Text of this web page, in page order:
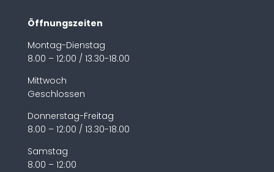
Öffnungszeiten
Montag-Dienstag
8.00 – 12:00 / 13.30-18.00
Mittwoch
Geschlossen
Donnerstag-Freitag
8.00 – 12:00 / 13.30-18.00
Samstag
8.00 – 12:00